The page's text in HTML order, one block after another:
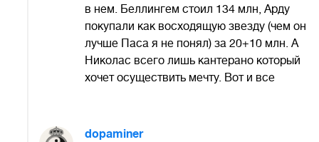
в нем. Беллингем стоил 134 млн, Арду
покупали как восходящую звезду (чем он
лучше Паса я не понял) за 20+10 млн. А
Николас всего лишь кантерано который
хочет осуществить мечту. Вот и все
dopaminer